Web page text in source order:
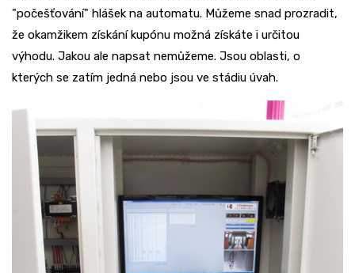
"počešťování" hlášek na automatu. Můžeme snad prozradit,
že okamžikem získání kupónu možná získáte i určitou
výhodu. Jakou ale napsat nemůžeme. Jsou oblasti, o
kterých se zatím jedná nebo jsou ve stádiu úvah.